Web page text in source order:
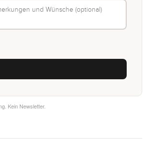
Kein Newsletter.